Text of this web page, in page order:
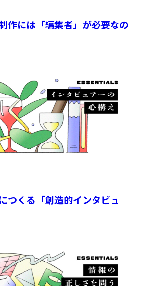
作には「編集者」が必要なの
つくる「創造的インタビュ